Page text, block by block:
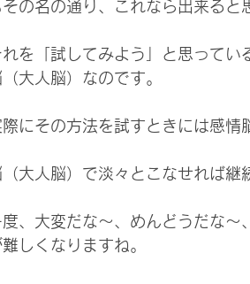
の名の通り、これなら出来ると
を「試してみよう」と思ってい
大人脳）なのです。
にその方法を試すときには感
大人脳）で淡々とこなせれば継
、大変だな～、めんどうだな～
しくなりますね。